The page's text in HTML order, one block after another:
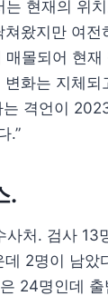
는 현재의 위
왔지만 여전
매몰되어 현재
화는 지체되
는 격언이
.”
.
사처. 검사 13
2명이 남았
24명인데 출